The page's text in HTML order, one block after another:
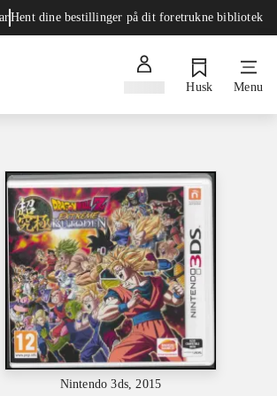
Hent dine bestillinger på dit foretrukne bibliotek
Husk Menu
Nintendo 3ds, 2015